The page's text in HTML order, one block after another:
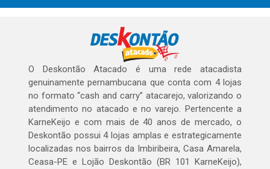
O Deskontão Atacado é uma rede atacadista
genuinamente pernambucana que conta com 4 lojas
no formato “cash and carry” atacarejo, valorizando o
atendimento no atacado e no varejo. Pertencente a
KarneKeijo e com mais de 40 anos de mercado, o
Deskontão possui 4 lojas amplas e estrategicamente
localizadas nos bairros da Imbiribeira, Casa Amarela,
Ceasa-PE e Lojão Deskontão (BR 101 KarneKeijo),